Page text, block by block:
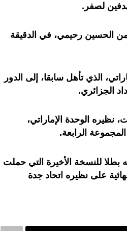
لصفر.
الحسين رحيمي، في الدقيقة
الذي تأهل سابقا، إلى الدور
الجزائري.
نظيره الوحدة الإماراتي،
بطلا للنسخة الأخيرة التي حملت
على نظيره اتحاد جدة